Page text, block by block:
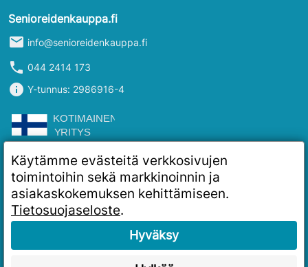
Senioreidenkauppa.fi
mail info@senioreidenkauppa.fi
phone 044 2414 173
info Y-tunnus: 2986916-4
Käytämme evästeitä verkkosivujen
toimintoihin sekä markkinoinnin ja
asiakaskokemuksen kehittämiseen.
Tietosuojaseloste.
Hyväksy